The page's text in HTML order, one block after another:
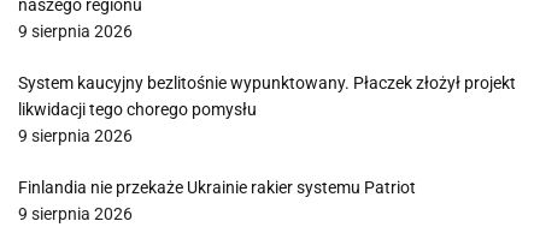
naszego regionu
9 sierpnia 2026
System kaucyjny bezlitośnie wypunktowany. Płaczek złożył projekt
likwidacji tego chorego pomysłu
9 sierpnia 2026
Finlandia nie przekaże Ukrainie rakier systemu Patriot
9 sierpnia 2026